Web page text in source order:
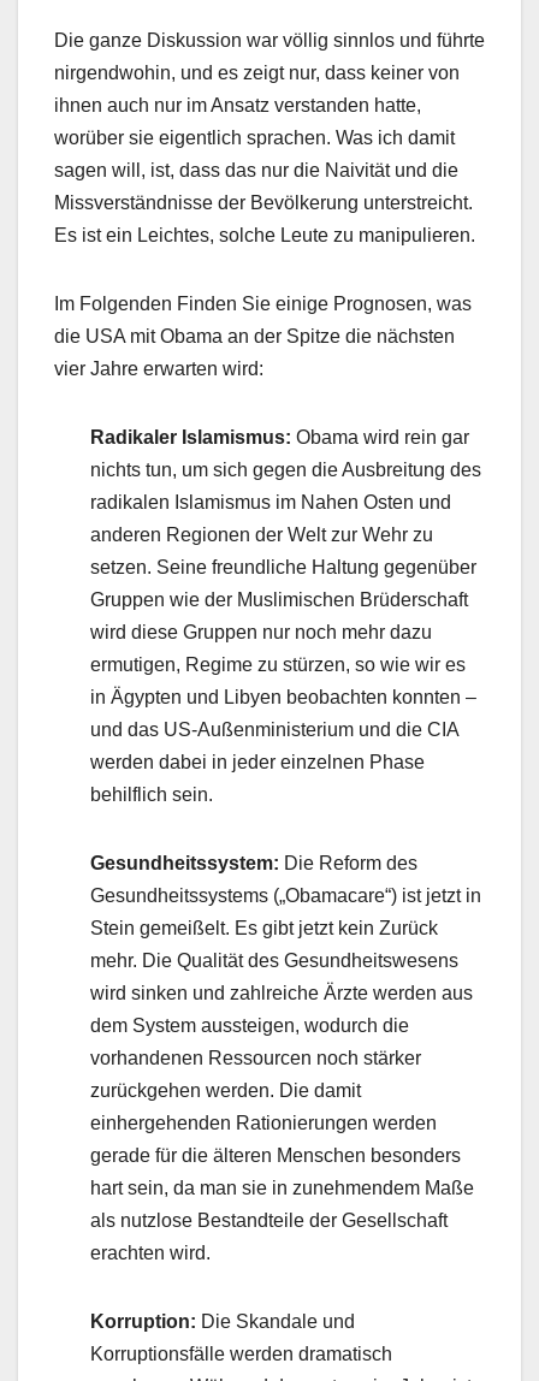
Die ganze Diskussion war völlig sinnlos und führte
nirgendwohin, und es zeigt nur, dass keiner von
ihnen auch nur im Ansatz verstanden hatte,
worüber sie eigentlich sprachen. Was ich damit
sagen will, ist, dass das nur die Naivität und die
Missverständnisse der Bevölkerung unterstreicht.
Es ist ein Leichtes, solche Leute zu manipulieren.
Im Folgenden Finden Sie einige Prognosen, was
die USA mit Obama an der Spitze die nächsten
vier Jahre erwarten wird:
Radikaler Islamismus: Obama wird rein gar
nichts tun, um sich gegen die Ausbreitung des
radikalen Islamismus im Nahen Osten und
anderen Regionen der Welt zur Wehr zu
setzen. Seine freundliche Haltung gegenüber
Gruppen wie der Muslimischen Brüderschaft
wird diese Gruppen nur noch mehr dazu
ermutigen, Regime zu stürzen, so wie wir es
in Ägypten und Libyen beobachten konnten –
und das US-Außenministerium und die CIA
werden dabei in jeder einzelnen Phase
behilflich sein.
Gesundheitssystem: Die Reform des
Gesundheitssystems („Obamacare“) ist jetzt in
Stein gemeißelt. Es gibt jetzt kein Zurück
mehr. Die Qualität des Gesundheitswesens
wird sinken und zahlreiche Ärzte werden aus
dem System aussteigen, wodurch die
vorhandenen Ressourcen noch stärker
zurückgehen werden. Die damit
einhergehenden Rationierungen werden
gerade für die älteren Menschen besonders
hart sein, da man sie in zunehmendem Maße
als nutzlose Bestandteile der Gesellschaft
erachten wird.
Korruption: Die Skandale und
Korruptionsfälle werden dramatisch